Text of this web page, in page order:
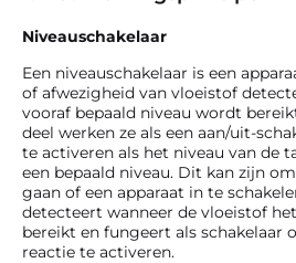
Niveauschakelaar
Een niveauschakelaar is een
of afwezigheid van vloeistof
vooraf bepaald niveau wordt
deel werken ze als een aan/uit-
te activeren als het niveau van de
een bepaald niveau. Dit kan zijn
gaan of een apparaat in te
detecteert wanneer de vloeistof
bereikt en fungeert als schakelaar
reactie te activeren.